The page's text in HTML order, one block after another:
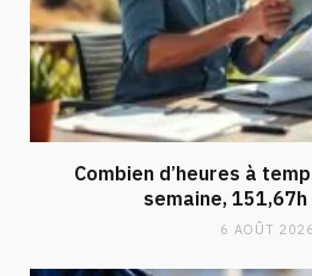
Combien d’heures à
semaine,
6 AOÛT 2026